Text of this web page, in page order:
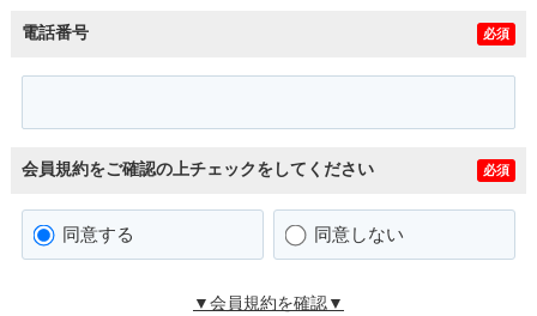
電話番号 必須
会員規約をご確認の上チェックをしてください 必須
同意する 同意しない
▼会員規約を確認▼